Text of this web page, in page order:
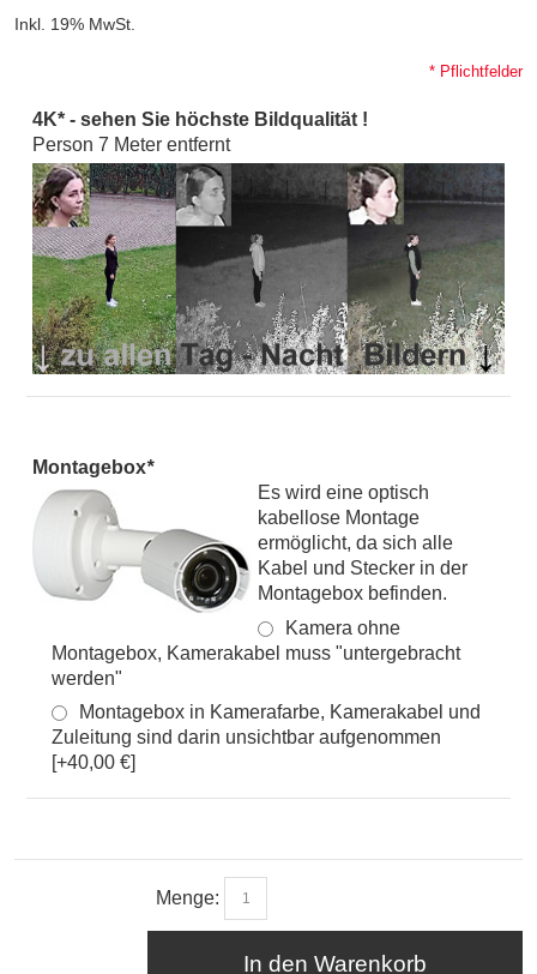
Inkl. 19% MwSt.
4K* - sehen Sie höchste Bildqualität !
Person 7 Meter entfernt
Montagebox*
Es wird eine optisch
kabellose Montage
ermöglicht, da sich alle
Kabel und Stecker in der
Montagebox befinden.
Kamera ohne
Montagebox, Kamerakabel muss "untergebracht
werden"
Montagebox in Kamerafarbe, Kamerakabel und
Zuleitung sind darin unsichtbar aufgenommen
[+40,00 €]
* Pflichtfelder
Menge:
In den Warenkorb